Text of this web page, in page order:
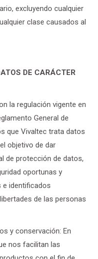
excluyendo cualquier
clase causados al
DE CARÁCTER
la regulación vigente en
General de
que Vivaltec trata datos
objetivo de dar
de protección de datos,
oportunas y
e identificados
de las personas
y conservación: En
nos facilitan las